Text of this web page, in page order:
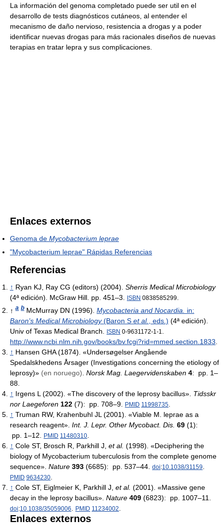
La información del genoma completado puede ser util en el
desarrollo de tests diagnósticos cutáneos, al entender el
mecanismo de daño nervioso, resistencia a drogas y a poder
identificar nuevas drogas para más racionales diseños de nuevas
terapias en tratar lepra y sus complicaciones.
Enlaces externos
Genoma de Mycobacterium leprae
"Mycobacterium leprae" Rápidas Referencias
Referencias
↑ Ryan KJ, Ray CG (editors) (2004). Sherris Medical Microbiology
(4ª edición). McGraw Hill. pp. 451–3.
ISBN 0838585299
↑ a b McMurray DN (1996). Mycobacteria and Nocardia. in:
Baron's Medical Microbiology(Baron S et al., eds.) (4ª edición).
Univ of Texas Medical Branch.
ISBN 0-9631172-1-1 .
http://www.ncbi.nlm.nih.gov/books/bv.fcgi?rid=mmed.section.1833.
↑ Hansen GHA (1874). «Undersøgelser Angående
Spedalskhedens Årsager (Investigations concerning the etiology of
leprosy)» (en noruego). Norsk Mag. Laegervidenskaben 4: pp. 1–
88.
↑ Irgens L (2002). «The discovery of the leprosy bacillus». Tidsskr
nor Laegeforen 122 (7): pp. 708–9. PMID 11998735.
↑ Truman RW, Krahenbuhl JL (2001). «Viable M. leprae as a
research reagent». Int. J. Lepr. Other Mycobact. Dis. 69 (1):
pp. 1–12. PMID 11480310.
↑ Cole ST, Brosch R, Parkhill J, et al. (1998). «Deciphering the
biology of Mycobacterium tuberculosis from the complete genome
sequence». Nature 393 (6685): pp. 537–44. doi:10.1038/31159.
PMID 9634230.
↑ Cole ST, Eiglmeier K, Parkhill J, et al. (2001). «Massive gene
decay in the leprosy bacillus». Nature 409 (6823): pp. 1007–11.
doi:10.1038/35059006. PMID 11234002.
Enlaces externos